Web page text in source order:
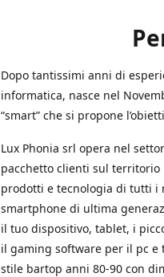
Dopo tantissimi anni di
informatica, nasce nel
“smart” che si propone
Lux Phonia srl opera nel
pacchetto clienti sul
prodotti e tecnologia di tutti i
smartphone di ultima
il tuo dispositivo, tablet, i
il gaming software per il pc e
stile bartop anni 80-90 con